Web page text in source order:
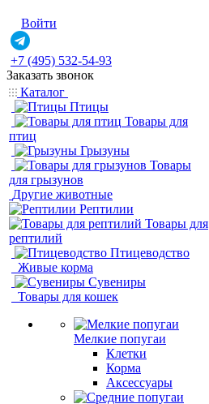
Войти
+7 (495) 532-54-93
Заказать звонок
Каталог
Птицы
Товары для
птиц
Грызуны
Товары
для грызунов
Другие животные
Рептилии
Товары для
рептилий
Птицеводство
Живые корма
Сувениры
Товары для кошек
Мелкие попугаи
Клетки
Корма
Аксессуары